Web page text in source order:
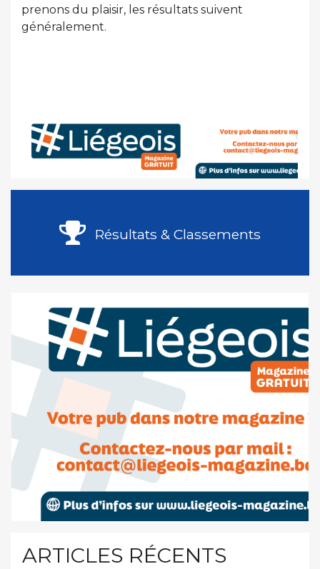
prenons du plaisir, les résultats suivent
généralement.
Résultats & Classements
ARTICLES RÉCENTS